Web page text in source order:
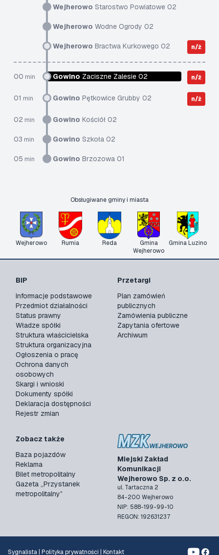
Wejherowo Starostwo Powiatowe 02
Wejherowo Wodne Ogrody 02
Wejherowo Bractwa Kurkowego 02 n/ż
00 min Gowino Zaciszne Zalesie 02 n/ż
01 min Gowino Pętkowice Grubby 02 n/ż
02 min Gowino Kościół 02
03 min Gowino Szkoła 02
05 min Gowino Brzozowa 01
Obsługiwane gminy i miasta
Wejherowo Rumia Reda
Gmina
Wejherowo
Gmina Luzino
Miejski Zakład
Komunikacji
Wejherowo Sp. z o.o.
ul. Tartaczna 2
84-200 Wejherowo
NIP: 588-199-99-10
REGON: 192631237
BIP
Informacje podstawowe
Przedmiot działalności
Status prawny
Władze spółki
Struktura właścicielska
Struktura organizacyjna
Ogłoszenia o pracę
Ochrona danych
osobowych
Skargi i wnioski
Dokumenty spółki
Deklaracja dostępności
Rejestr zmian
Przetargi
Plan zamówień
publicznych
Zamówienia publiczne
Zapytania ofertowe
Archiwum
Zobacz także
Baza pojazdów
Reklama
Bilet metropolitalny
Gazeta „Przystanek
metropolitalny”
Sygnalista Polityka prywatności Kontakt